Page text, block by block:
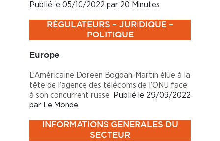
Publié le 05/10/2022 par 20 Minutes
RÉGULATEURS – JURIDIQUE –
POLITIQUE
Europe
L’Américaine Doreen Bogdan-Martin élue à la
tête de l’agence des télécoms de l’ONU face
à son concurrent russe Publié le 29/09/2022
par Le Monde
INFORMATIONS GENERALES DU
SECTEUR